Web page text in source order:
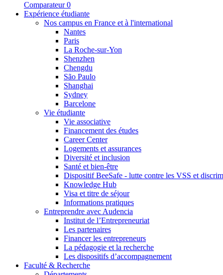
Comparateur 0
Expérience étudiante
Nos campus en France et à l'international
Nantes
Paris
La Roche-sur-Yon
Shenzhen
Chengdu
São Paulo
Shanghai
Sydney
Barcelone
Vie étudiante
Vie associative
Financement des études
Career Center
Logements et assurances
Diversité et inclusion
Santé et bien-être
Dispositif BeeSafe - lutte contre les VSS et
Knowledge Hub
Visa et titre de séjour
Informations pratiques
Entreprendre avec Audencia
Institut de l’Entrepreneuriat
Les partenaires
Financer les entrepreneurs
La pédagogie et la recherche
Les dispositifs d’accompagnement
Faculté & Recherche